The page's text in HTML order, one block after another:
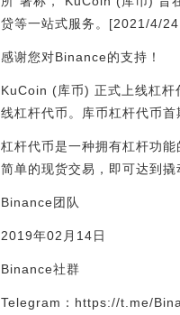
贷等一站式服务。[2021/4/
感谢您对Binance的支持！
KuCoin (库币) 正式上线杠杆
线杠杆代币。库币杠杆代币
杠杆代币是一种拥有杠杆功
简单的现货交易，即可达到
Binance团队
2019年02月14日
Binance社群
Telegram：https://t.me/